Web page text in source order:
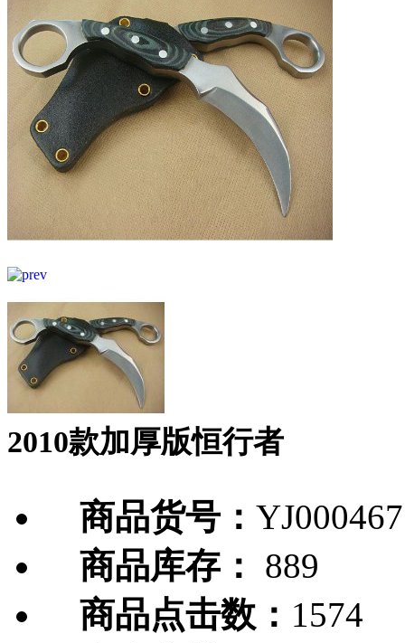
2010款加厚版恒行者
商品货号： YJ000467
商品库存：
889
商品点击数： 1574